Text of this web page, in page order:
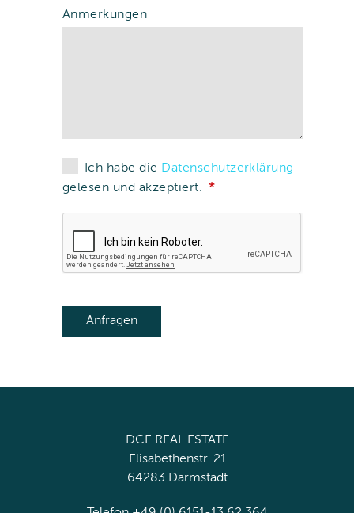
Anmerkungen
Ich habe die Datenschutzerklärung
gelesen und akzeptiert.
DCE REAL ESTATE
Elisabethenstr. 21
64283 Darmstadt